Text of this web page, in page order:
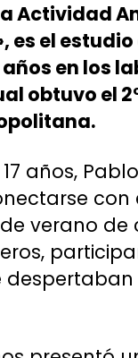
Actividad
es el
en los
obtuvo el
años,
verano